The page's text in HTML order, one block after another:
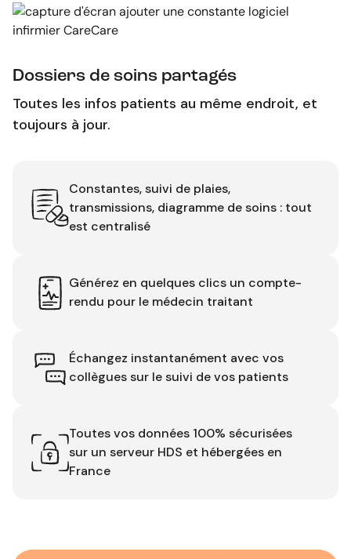
Dossiers de soins partagés
Toutes les infos patients au même endroit, et
toujours à jour.
Constantes, suivi de plaies,
transmissions, diagramme de soins : tout
est centralisé
Générez en quelques clics un compte-
rendu pour le médecin traitant
Échangez instantanément avec vos
collègues sur le suivi de vos patients
Toutes vos données 100% sécurisées
sur un serveur HDS et hébergées en
France